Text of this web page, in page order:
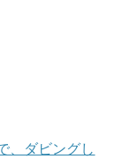
、ダビングし